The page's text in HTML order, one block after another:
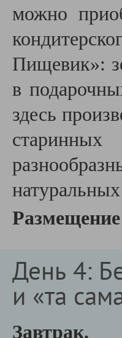
можно
Пищевик»:
в
здесь
Размещение
День 4:
и «та
Завтрак.